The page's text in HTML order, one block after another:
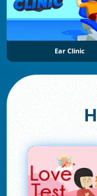
Ear Clinic